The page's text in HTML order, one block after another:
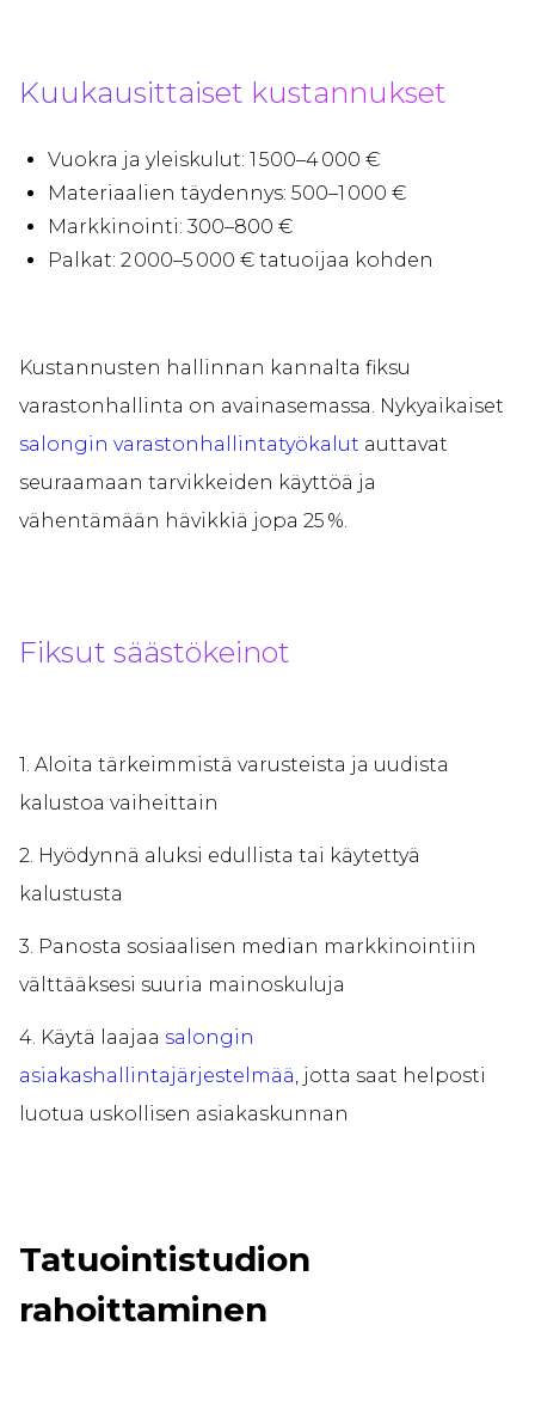
Kuukausittaiset kustannukset
Vuokra ja yleiskulut: 1 500–4 000 €
Materiaalien täydennys: 500–1 000 €
Markkinointi: 300–800 €
Palkat: 2 000–5 000 € tatuoijaa kohden
Kustannusten hallinnan kannalta fiksu
varastonhallinta on avainasemassa. Nykyaikaiset
salongin varastonhallintatyökalut auttavat
seuraamaan tarvikkeiden käyttöä ja
vähentämään hävikkiä jopa 25 %.
Fiksut säästökeinot
1. Aloita tärkeimmistä varusteista ja uudista
kalustoa vaiheittain
2. Hyödynnä aluksi edullista tai käytettyä
kalustusta
3. Panosta sosiaalisen median markkinointiin
välttääksesi suuria mainoskuluja
4. Käytä laajaa salongin
asiakashallintajärjestelmää, jotta saat helposti
luotua uskollisen asiakaskunnan
Tatuointistudion
rahoittaminen